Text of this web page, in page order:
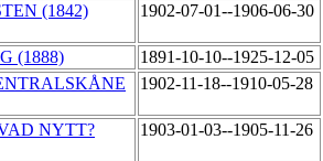
(1842) 1902-07-01--1906-06-30
(1888)
1891-10-10--1925-12-05
1902-11-18--1910-05-28
NYTT?
1903-01-03--1905-11-26